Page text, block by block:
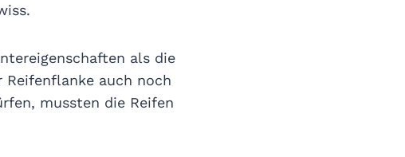
als die
Reifenflanke auch noch
mussten die Reifen